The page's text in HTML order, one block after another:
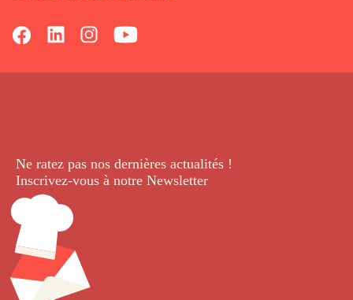
Ne ratez pas nos dernières actualités !
Inscrivez-vous à notre Newsletter.